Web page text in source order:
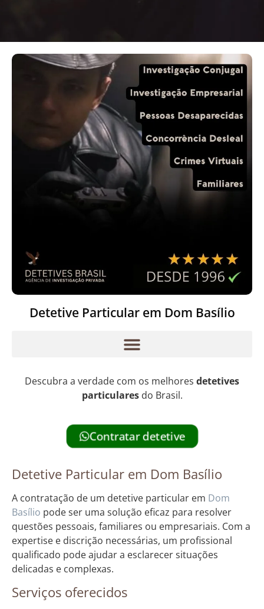
Detetive Particular em Dom Basílio
Descubra a verdade com os melhores detetives
particularesdo Brasil.
Contratar detetive
Detetive Particular em Dom Basílio
A contratação de um detetive particular em Dom
Basílio pode ser uma solução eficaz para resolver
questões pessoais, familiares ou empresariais. Com a
expertise e discrição necessárias, um profissional
qualificado pode ajudar a esclarecer situações
delicadas e complexas.
Serviços oferecidos